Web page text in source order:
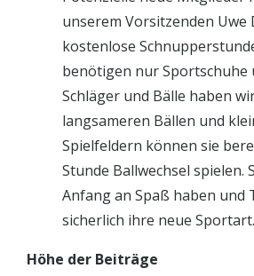
unserem Vorsitzenden Uwe
kostenlose
benötigen nur Sportschuhe
Schläger und Bälle haben
langsameren Bällen und
Spielfeldern können sie
Stunde Ballwechsel spielen.
Anfang an Spaß haben und
sicherlich ihre neue Sportart.
Höhe der Beiträge